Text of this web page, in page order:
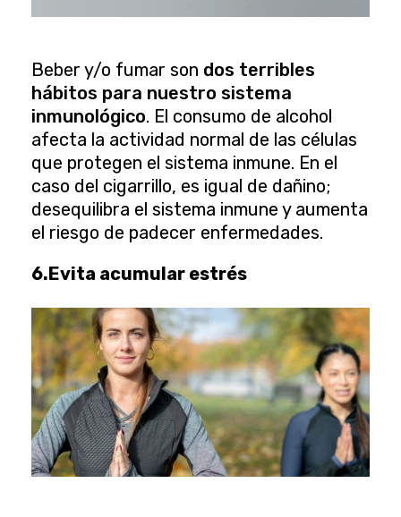
Beber y/o fumar son dos terribles
hábitos para nuestro sistema
inmunológico. El consumo de alcohol
afecta la actividad normal de las células
que protegen el sistema inmune. En el
caso del cigarrillo, es igual de dañino;
desequilibra el sistema inmune y aumenta
el riesgo de padecer enfermedades.
6.Evita acumular estrés